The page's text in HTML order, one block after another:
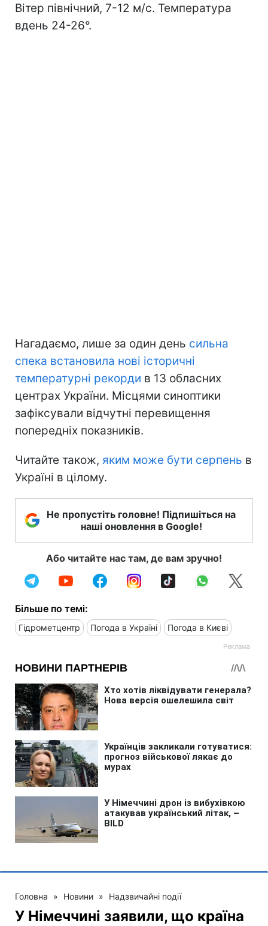
Вітер північний, 7-12 м/с. Температура
вдень 24-26°.
Нагадаємо, лише за один день сильна
спека встановила нові історичні
температурні рекорди в 13 обласних
центрах України. Місцями синоптики
зафіксували відчутні перевищення
попередніх показників.
Читайте також, яким може бути серпень в
Україні в цілому.
Не пропустіть головне! Підпишіться на
наші оновлення в Google!
Або читайте нас там, де вам зручно!
Більше по темі:
Гідрометцентр Погода в Україні Погода в Києві
Головна » Новини » Надзвичайні події
У Німеччині заявили, що країна